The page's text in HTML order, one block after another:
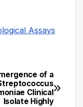
Assays
of a
Clinical
Isolate Highly